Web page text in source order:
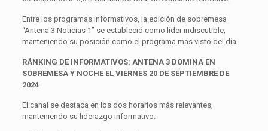
Entre los programas informativos, la edición de sobremesa
“Antena 3 Noticias 1” se estableció como líder indiscutible,
manteniendo su posición como el programa más visto del día.
RÁNKING DE INFORMATIVOS: ANTENA 3 DOMINA EN
SOBREMESA Y NOCHE EL VIERNES 20 DE SEPTIEMBRE DE
2024
El canal se destaca en los dos horarios más relevantes,
manteniendo su liderazgo informativo.